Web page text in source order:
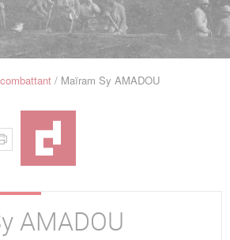
Maïram Sy AMADOU
AMADOU